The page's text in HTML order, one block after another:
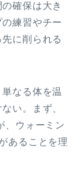
確保は大き
練習やチー
に削られる
なる体を温
い。まず、
、ウォーミン
あることを理